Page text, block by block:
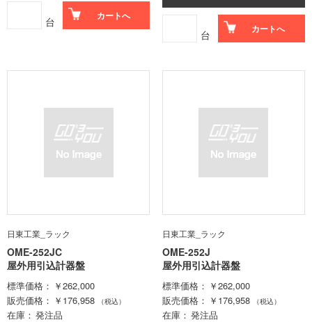
台 カートへ
台 カートへ
日東工業_ラック
OME-252JC
屋外用引込計器盤
標準価格
￥262,000
販売価格
￥176,958 （税込）
在庫
発注品
日東工業_ラック
OME-252J
屋外用引込計器盤
標準価格
￥262,000
販売価格
￥176,958 （税込）
在庫
発注品